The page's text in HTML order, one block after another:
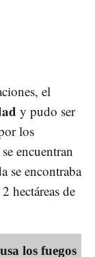
el
y pudo ser
los
encuentran
se encontraba
hectáreas de
los fuegos